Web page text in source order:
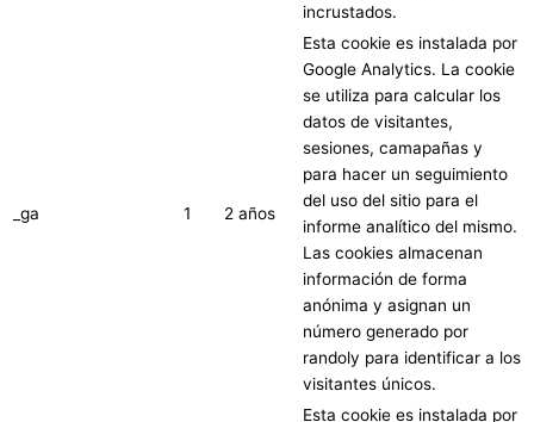
incrustados.
_ga 1 2 años
Esta cookie es instalada por
Google Analytics. La cookie
se utiliza para calcular los
datos de visitantes,
sesiones, camapañas y
para hacer un seguimiento
del uso del sitio para el
informe analítico del mismo.
Las cookies almacenan
información de forma
anónima y asignan un
número generado por
randoly para identificar a los
visitantes únicos.
Esta cookie es instalada por